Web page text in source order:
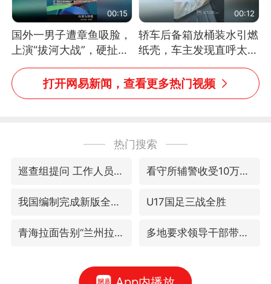
00:15
国外一男子遭章鱼吸脸，
上演“拔河大战”，硬扯加
铁棒敲打方才挣脱
00:12
轿车后备箱放桶装水引燃
纸壳，车主发现直呼太危
险，“拍出来让大家都避
免这个危险”
打开网易新闻，查看更多热门视频
热门搜索
巡查组提问 工作人员偷用手机查答案 看守所辅警收受10万获刑1年
我国编制完成新版全月地质图 U17国足三战全胜
青海拉面告别“兰州拉面” 多地要求领导干部带头休假